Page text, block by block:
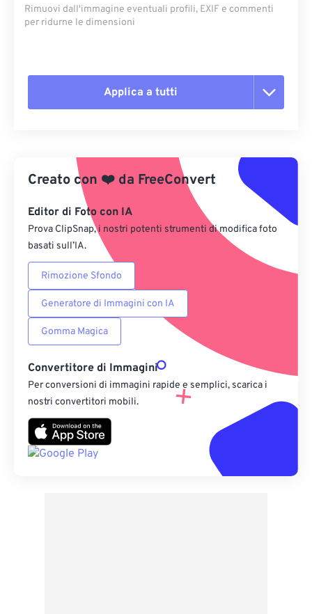
Rimuovi dall'immagine eventuali profili, EXIF ​​e commenti
per ridurne le dimensioni
Applica a tutti
Applica da preimpostazione
Salva come predefinito
Creato con ❤️ da FreeConvert
Editor di Foto con IA
Prova ClipSnap, i nostri potenti strumenti di modifica foto
basati sull’IA.
Rimozione Sfondo
Generatore di Immagini con IA
Gomma Magica
Convertitore di Immagini
Per conversioni di immagini rapide e semplici, scarica i
nostri convertitori mobili.